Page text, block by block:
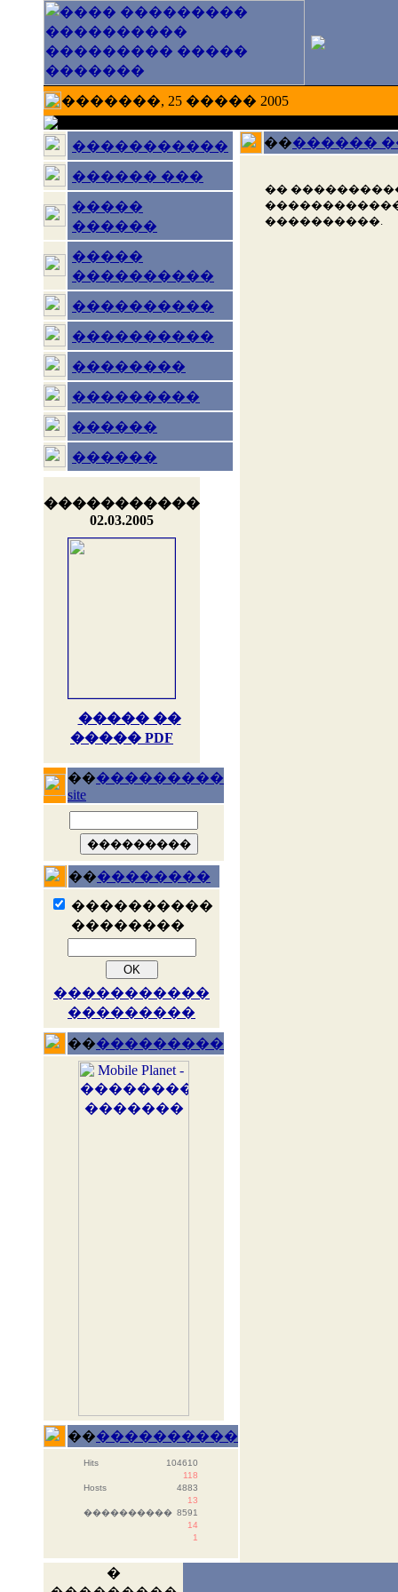
�������, 25 ����� 2005
�����������
������ ���
�����
������
�����
����������
����������
����������
��������
���������
������
������
�����������
02.03.2005
����� ��
����� PDF
�����������
site
����������
����������
��������
�����������
���������
�����������
������������
Hits
104610
118
Hosts
4883
13
���������� 8591
14
1
��������
��
����������.
�